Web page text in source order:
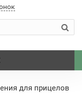
для прицелов